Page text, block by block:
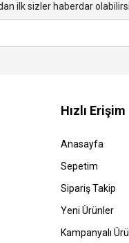
ilk sizler haberdar
Hızlı Erişim
Anasayfa
Sepetim
Sipariş Takip
Yeni Ürünler
Kampanyalı